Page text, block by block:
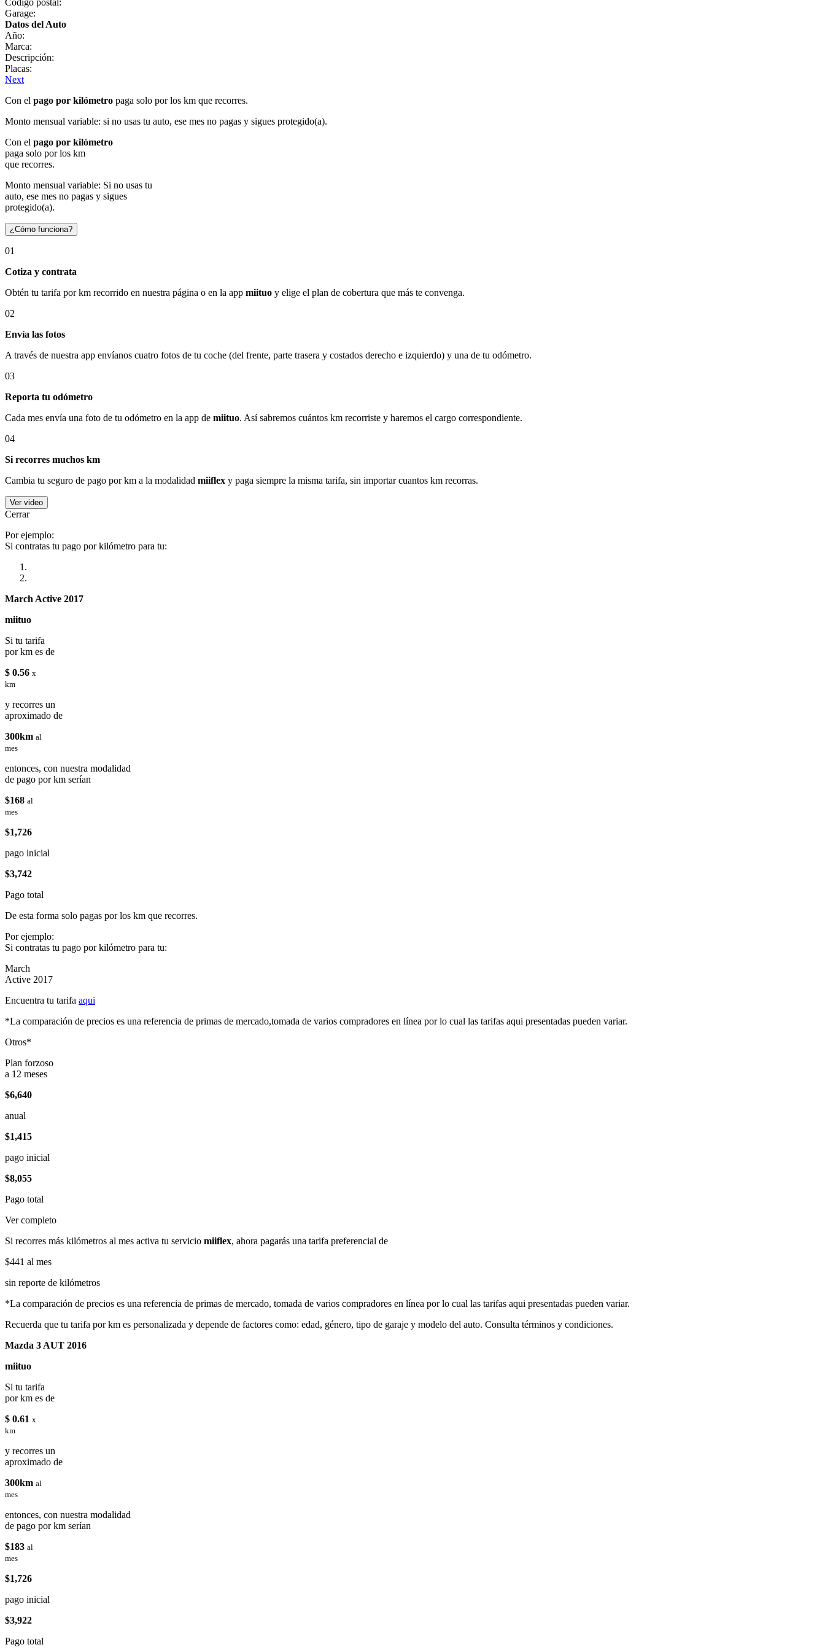
Garage:
Datos del Auto
Año:
Marca:
Descripción:
Placas:
Next
Con el pago por kilómetro paga solo por los km que recorres.
Monto mensual variable: si no usas tu auto, ese mes no pagas y sigues protegido(a).
Con el pago por kilómetro
paga solo por los km
que recorres.
Monto mensual variable: Si no usas tu
auto, ese mes no pagas y sigues
protegido(a).
¿Cómo funciona?
01
Cotiza y contrata
Obtén tu tarifa por km recorrido en nuestra página o en la app miituo y elige el plan de cobertura que más te convenga.
02
Envía las fotos
A través de nuestra app envíanos cuatro fotos de tu coche (del frente, parte trasera y costados derecho e izquierdo) y una de tu odómetro.
03
Reporta tu odómetro
Cada mes envía una foto de tu odómetro en la app de miituo. Así sabremos cuántos km recorriste y haremos el cargo correspondiente.
04
Si recorres muchos km
Cambia tu seguro de pago por km a la modalidad miiflex y paga siempre la misma tarifa, sin importar cuantos km recorras.
Ver video
Cerrar
Por ejemplo:
Si contratas tu pago por kilómetro para tu:
March Active 2017
miituo
Si tu tarifa
por km es de
$ 0.56 x
km
y recorres un
aproximado de
300km al
mes
entonces, con nuestra modalidad
de pago por km serían
$168 al
mes
$1,726
pago inicial
$3,742
Pago total
De esta forma solo pagas por los km que recorres.
Por ejemplo:
Si contratas tu pago por kilómetro para tu:
March
Active 2017
Encuentra tu tarifa aqui
*La comparación de precios es una referencia de primas de mercado,tomada de varios compradores en línea por lo cual las tarifas aqui presentadas pueden variar.
Otros*
Plan forzoso
a 12 meses
$6,640
anual
$1,415
pago inicial
$8,055
Pago total
Ver completo
Si recorres más kilómetros al mes activa tu servicio miiflex, ahora pagarás una tarifa preferencial de
$441 al mes
sin reporte de kilómetros
*La comparación de precios es una referencia de primas de mercado, tomada de varios compradores en línea por lo cual las tarifas aqui presentadas pueden variar.
Recuerda que tu tarifa por km es personalizada y depende de factores como: edad, género, tipo de garaje y modelo del auto. Consulta términos y condiciones.
Mazda 3 AUT 2016
miituo
Si tu tarifa
por km es de
$ 0.61 x
km
y recorres un
aproximado de
300km al
mes
entonces, con nuestra modalidad
de pago por km serían
$183 al
mes
$1,726
pago inicial
$3,922
Pago total